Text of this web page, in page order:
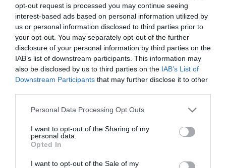
opt-out request is processed you may continue seeing
interest-based ads based on personal information utilized by
us or personal information disclosed to third parties prior to
your opt-out. You may separately opt-out of the further
disclosure of your personal information by third parties on the
IAB’s list of downstream participants. This information may
also be disclosed by us to third parties on the IAB’s List of
Downstream Participants that may further disclose it to other
Please note that this website/app uses one or more Google
not limited to your visit or usage behaviour. You may click to
grant or deny consent to Google and its third-party tags to
use your data for below specified purposes in below Google
consent section.
Personal Data Processing Opt Outs
I want to opt-out of the Sharing of my
personal data.
Opted In
I want to opt-out of the Sale of my
NEMLÉTEZŐ RENDSZÁMÚ AUTÓ KÖVETTE AZ ELLENZÉKI
POLITIKUST, A TITKOSSZOLGÁLATRA GYANAKSZIK
2021. április 19 |Mindenki ügye
Olyan autó követte Czeglédy Csabát a politikus szerint, aminek a
rendszámát az adatbázis szerint nem is adták ki Magyarországon
- írta az ugytudjuk.hu. „Még én is megdöbbentem az állampárt
BORKAI-BOTRÁNY: VÁDAT EMELTEK AZ "ÖRDÖG ÜGYVÉDJE"
2021. október 04|Mindenki ügye
Két évvel ezelőtt, 2019 októberében robbant ki a botrány,
Zsolt. A városvezetőről az "ördög ügyvédje" elnevezésű blogon